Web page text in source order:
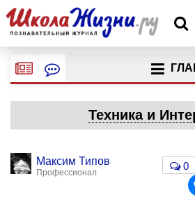
Техника и
Максим Типов
Профессионал
0